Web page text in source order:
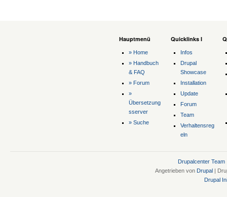
Hauptmenü
» Home
» Handbuch
& FAQ
» Forum
»
Übersetzung
sserver
» Suche
Quicklinks I
Infos
Drupal
Showcase
Installation
Update
Forum
Team
Verhaltensreg
eln
Drupalcenter Team
Angetrieben von Drupal
|
Drupal